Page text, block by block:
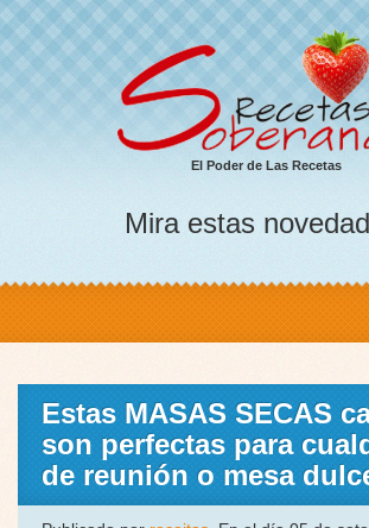
El Poder de Las Recetas
Mira estas
Estas MASAS SECAS
son perfectas para
de reunión o mesa